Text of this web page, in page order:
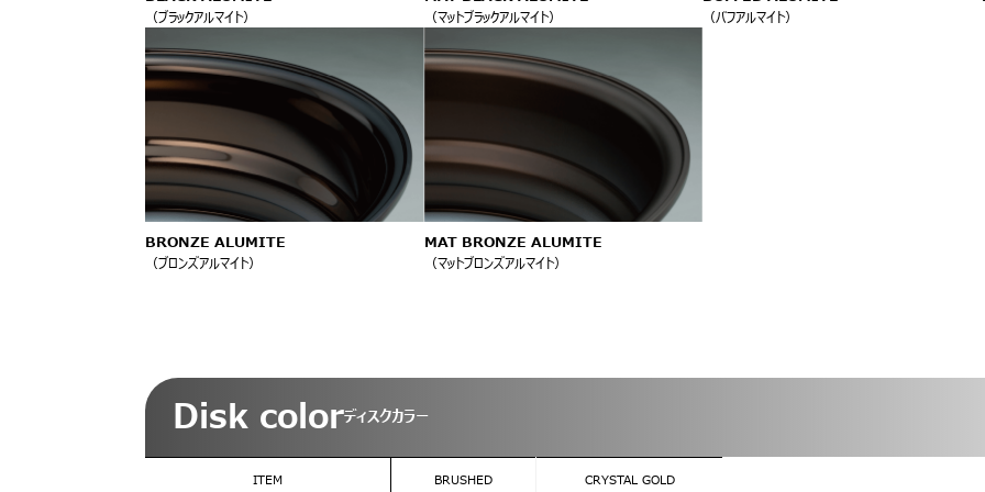
（ブラックアルマイト） （マットブラックアルマイト） （バフアルマイト）
BRONZE ALUMITE
（ブロンズアルマイト）
MAT BRONZE ALUMITE
（マットブロンズアルマイト）
Disk colorディスクカラー
ITEM BRUSHED CRYSTAL GOLD